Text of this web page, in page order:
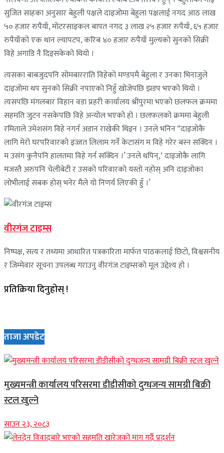
सुजित साहका अनुसार बेहुली पक्षले दाइजोमा बेहुला पक्षलाई नगद आठ लाख
५० हजार रुपैयाँ, मोटरसाइकल बापत नगद ३ लाख २५ हजार रुपैयाँ, ६५ हजार
रुपैयाँको एक थान ल्यापटप, करिब ४० हजार रुपैयाँ मुल्यको सुनको सिक्री
विहे अगाडि नै दिइसकेको थियो ।
त्यसका बाबजुदपनि सोमबारराति विहेको मण्डपमै बेहुला र उनका भिनाजुले
दाइजोमा थप सुनको सिक्री नपाएको निहुँ खोजेपछि झडप भएको थियो ।
त्यसपछि मंगलबार विहान वडा प्रहरी कार्यालय श्रीपुरमा भएको छलफल क्रममा
सहमति जुटन नसकेपछि विहे अन्योल भएको हो । छलफलको क्रममा बेहुली
रमिताले उमेशसंग विहे नगर्न अडान राखेकी थिइन । उनले भनिन “दाइजोकै
लागि मेरो घरपरिवारको इज्जत लिलाम गर्ने केटासंग म विहे गरेर बस्न सक्दिन ।
म उसंग कुनैपनि हालतमा विहे गर्न सक्दिन ।’ उनले थपिन्,‘ दाइजोकै लागि
मजस्तै अरुपनि चेलीबेटी र उसको परिवारको यस्तो नहोस् अनि दाइजोका
लोभीलाई सबक होस् भनेर मैले यो निणर्य लिएकी हुँ ।’
वीरगंज टाइम्स
निष्पक्ष, सत्य र तथ्यमा आधारित पत्रकारिता मार्फत पाठकलाई छिटो, विश्वसनीय
र जिम्मेवार सूचना उपलब्ध गराउनु वीरगंज टाइम्सको मूल उद्देश्य हो ।
प्रतिक्रिया दिनुहोस् !
ताजा अपडेट
मुख्यमन्त्री कार्यालय परिसरमा डीडीसीको दुग्धजन्य सामग्री बिक्री
स्टल खुल्ने
साउन २३, २०८३